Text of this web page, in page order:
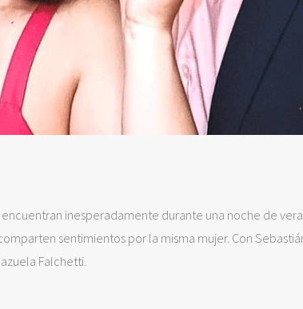
inesperadamente durante una noche de
sentimientos por la misma mujer. Con
Falchetti.